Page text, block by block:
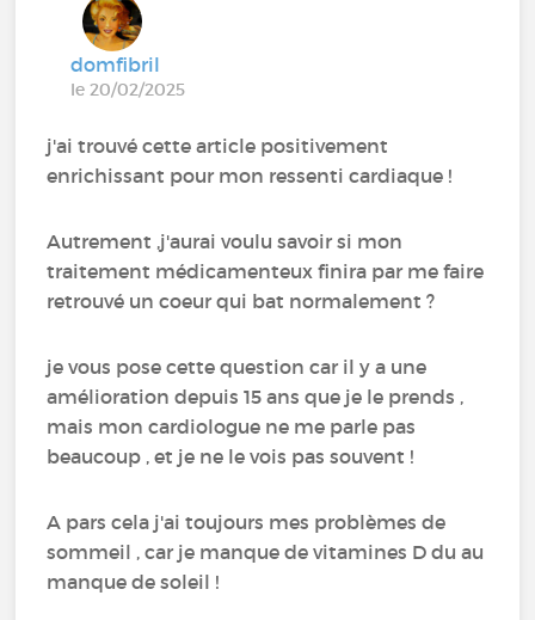
domfibril
le 20/02/2025
j'ai trouvé cette article positivement
enrichissant pour mon ressenti cardiaque !
Autrement ,j'aurai voulu savoir si mon
traitement médicamenteux finira par me faire
retrouvé un coeur qui bat normalement ?
je vous pose cette question car il y a une
amélioration depuis 15 ans que je le prends ,
mais mon cardiologue ne me parle pas
beaucoup , et je ne le vois pas souvent !
A pars cela j'ai toujours mes problèmes de
sommeil , car je manque de vitamines D du au
manque de soleil !